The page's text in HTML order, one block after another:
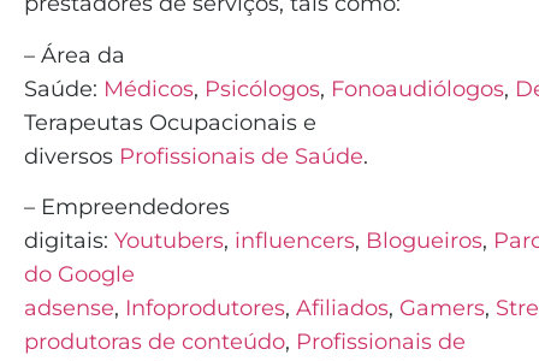
– Área da
Saúde: Médicos, Psicólogos, Fonoaudiólogos,
Terapeutas Ocupacionais e
diversos Profissionais de Saúde.
– Empreendedores
digitais: Youtubers, influencers, Blogueiros,
do Google
adsense, Infoprodutores, Afiliados, Gamers,
produtoras de conteúdo, Profissionais de